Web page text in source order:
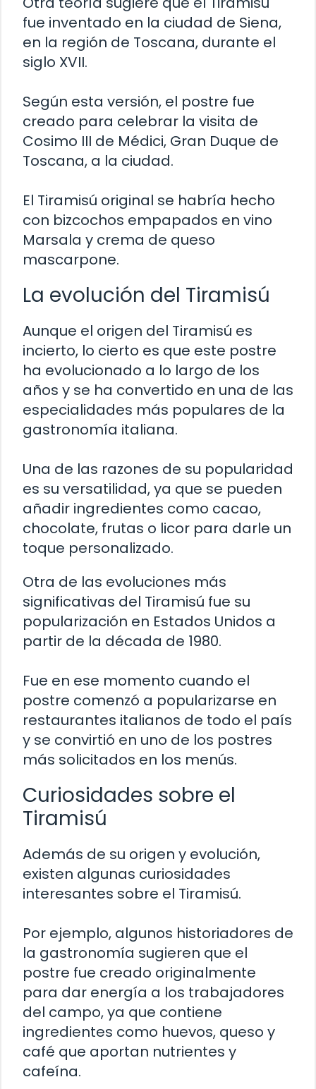
fue inventado en la ciudad de Siena,
en la región de Toscana, durante el
siglo XVII.
Según esta versión, el postre fue
creado para celebrar la visita de
Cosimo III de Médici, Gran Duque de
Toscana, a la ciudad.
El Tiramisú original se habría hecho
con bizcochos empapados en vino
Marsala y crema de queso
mascarpone.
La evolución del Tiramisú
Aunque el origen del Tiramisú es
incierto, lo cierto es que este postre
ha evolucionado a lo largo de los
años y se ha convertido en una de las
especialidades más populares de la
gastronomía italiana.
Una de las razones de su popularidad
es su versatilidad, ya que se pueden
añadir ingredientes como cacao,
chocolate, frutas o licor para darle un
toque personalizado.
Otra de las evoluciones más
significativas del Tiramisú fue su
popularización en Estados Unidos a
partir de la década de 1980.
Fue en ese momento cuando el
postre comenzó a popularizarse en
restaurantes italianos de todo el país
y se convirtió en uno de los postres
más solicitados en los menús.
Curiosidades sobre el
Tiramisú
Además de su origen y evolución,
existen algunas curiosidades
interesantes sobre el Tiramisú.
Por ejemplo, algunos historiadores de
la gastronomía sugieren que el
postre fue creado originalmente
para dar energía a los trabajadores
del campo, ya que contiene
ingredientes como huevos, queso y
café que aportan nutrientes y
cafeína.